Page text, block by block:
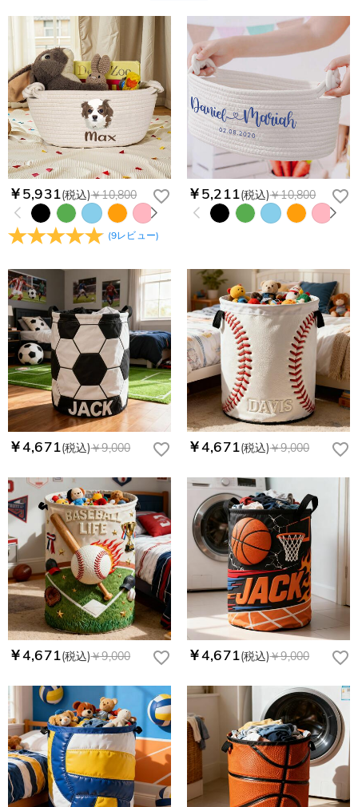
￥5,931(税込)￥10,800
(9レビュー)
￥5,211(税込)￥10,800
￥4,671(税込)￥9,000 ￥4,671(税込)￥9,000
￥4,671(税込)￥9,000 ￥4,671(税込)￥9,000